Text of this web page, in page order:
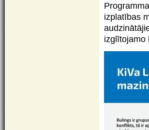
izplatības
izglītojamo